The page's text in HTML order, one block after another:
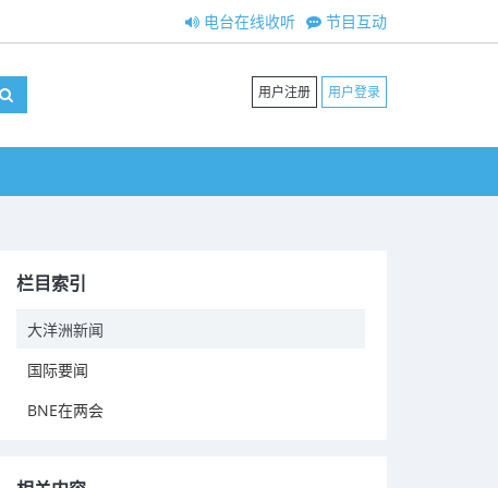
节目互动
电台在线收听
用户注册 用户登录
栏目索引
大洋洲新闻
国际要闻
BNE在两会